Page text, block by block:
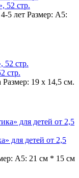
52 стр.
5 лет Размер: А5:
стр.
Размер: 19 х 14,5 см.
для детей от 2,5
А5: 21 см * 15 см